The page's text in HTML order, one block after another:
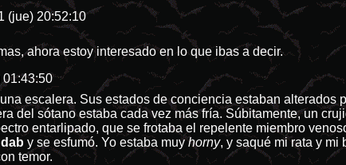
(jue) 20:52:10
ahora estoy interesado en lo que ibas a decir.
01:43:50
escalera. Sus estados de conciencia estaban
del sótano estaba cada vez más fría. Súbitamente, un
entarlipado, que se frotaba el repelente miembro
dab y se esfumó. Yo estaba muyhorny, y saqué mi rata y mi
temor.